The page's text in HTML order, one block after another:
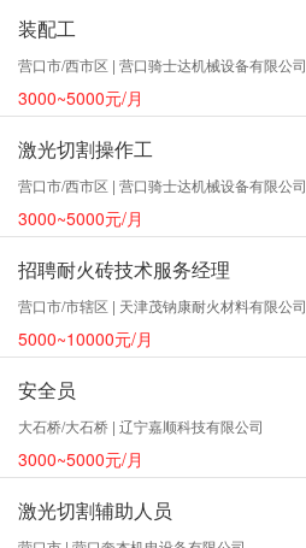
装配工
营口市/西市区 | 营口骑士达机械设备有限公司
3000~5000元/月
激光切割操作工
营口市/西市区 | 营口骑士达机械设备有限公司
3000~5000元/月
招聘耐火砖技术服务经理
营口市/市辖区 | 天津茂钠康耐火材料有限公司
5000~10000元/月
安全员
大石桥/大石桥 | 辽宁嘉顺科技有限公司
3000~5000元/月
激光切割辅助人员